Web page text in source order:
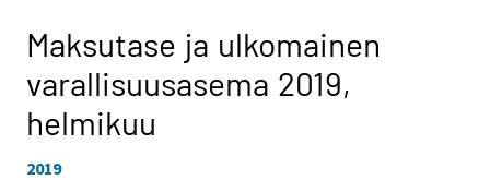
Maksutase ja ulkomainen
varallisuusasema 2019,
helmikuu
2019